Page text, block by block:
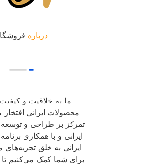
درباره
ما به خلاقیت و کیفیت
محصولات ایرانی افتخار
تمرکز بر طراحی و توسعه
ایرانی و با همکاری
ایرانی به خلق تجربه‌های
برای شما کمک می‌کنیم